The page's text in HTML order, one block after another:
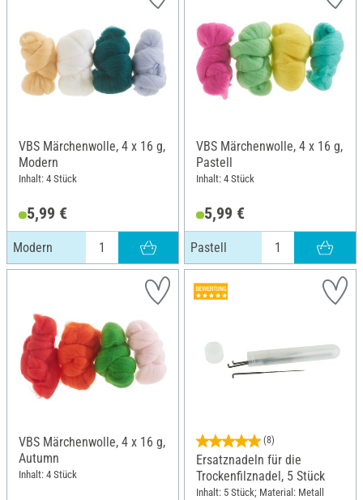
VBS Märchenwolle, 4 x 16 g,
Modern
Inhalt: 4 Stück
5,99 €
Modern
VBS Märchenwolle, 4 x 16 g,
Pastell
Inhalt: 4 Stück
5,99 €
Pastell
VBS Märchenwolle, 4 x 16 g,
Autumn
Inhalt: 4 Stück
(8)
Ersatznadeln für die
Trockenfilznadel, 5 Stück
Inhalt: 5 Stück; Material: Metall